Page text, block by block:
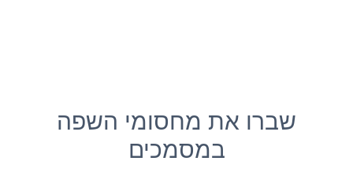
שברו את מחסומי השפה
במסמכים